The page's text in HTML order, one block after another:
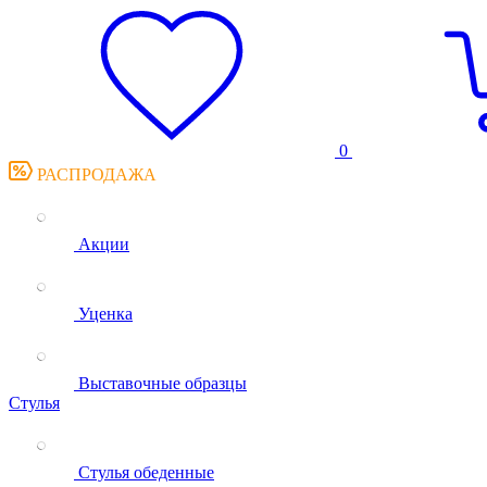
0
РАСПРОДАЖА
Акции
Уценка
Выставочные образцы
Стулья
Стулья обеденные